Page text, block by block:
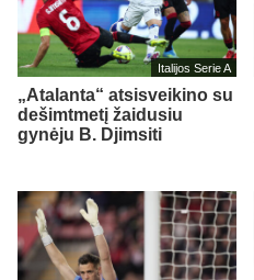
Italijos Serie A
„Atalanta“ atsisveikino su
dešimtmetį žaidusiu
gynėju B. Djimsiti